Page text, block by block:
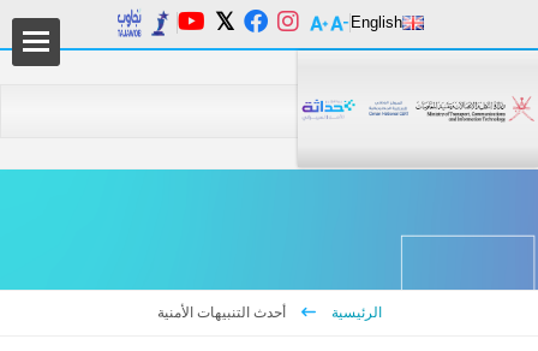
English
الرئيسية أحدث التنبيهات الأمنية